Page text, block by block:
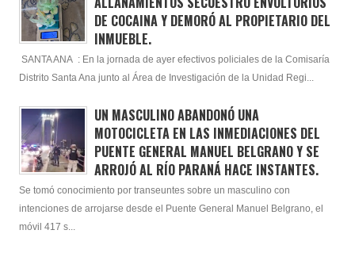
DE COCAINA Y DEMORÓ AL PROPIETARIO DEL
INMUEBLE.
SANTA ANA : En la jornada de ayer efectivos policiales de la Comisaría
Distrito Santa Ana junto al Área de Investigación de la Unidad Regi...
UN MASCULINO ABANDONÓ UNA
MOTOCICLETA EN LAS INMEDIACIONES DEL
PUENTE GENERAL MANUEL BELGRANO Y SE
ARROJÓ AL RÍO PARANÁ HACE INSTANTES.
Se tomó conocimiento por transeuntes sobre un masculino con
intenciones de arrojarse desde el Puente General Manuel Belgrano, el
móvil 417 s...